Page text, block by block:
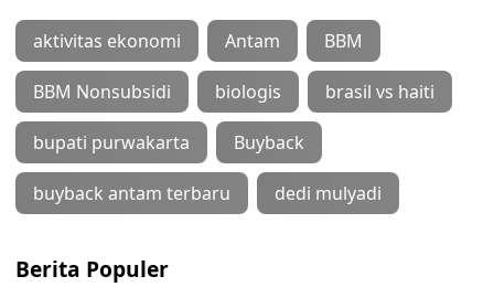
aktivitas ekonomi Antam BBM
BBM Nonsubsidi biologis brasil vs haiti
bupati purwakarta Buyback
buyback antam terbaru dedi mulyadi
Berita Populer